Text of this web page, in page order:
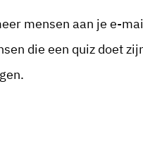
mensen aan je e-
die een quiz doet